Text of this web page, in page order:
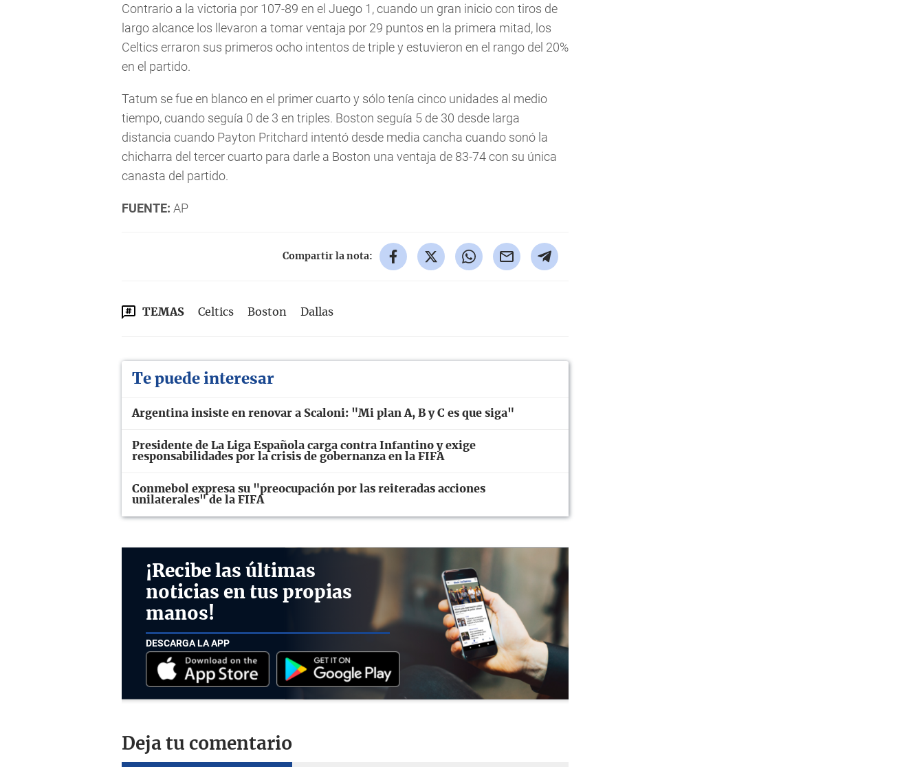
Contrario a la victoria por 107-89 en el Juego 1, cuando un gran inicio con tiros de
largo alcance los llevaron a tomar ventaja por 29 puntos en la primera mitad, los
Celtics erraron sus primeros ocho intentos de triple y estuvieron en el rango del 20%
en el partido.
Tatum se fue en blanco en el primer cuarto y sólo tenía cinco unidades al medio
tiempo, cuando seguía 0 de 3 en triples. Boston seguía 5 de 30 desde larga
distancia cuando Payton Pritchard intentó desde media cancha cuando sonó la
chicharra del tercer cuarto para darle a Boston una ventaja de 83-74 con su única
canasta del partido.
FUENTE: AP
Compartir la nota:
TEMAS Celtics Boston Dallas
Te puede interesar
Argentina insiste en renovar a Scaloni: "Mi plan A, B y C es que siga"
Presidente de La Liga Española carga contra Infantino y exige
responsabilidades por la crisis de gobernanza en la FIFA
Conmebol expresa su "preocupación por las reiteradas acciones
unilaterales" de la FIFA
¡Recibe las últimas
noticias en tus propias
manos!
DESCARGA LA APP
Deja tu comentario